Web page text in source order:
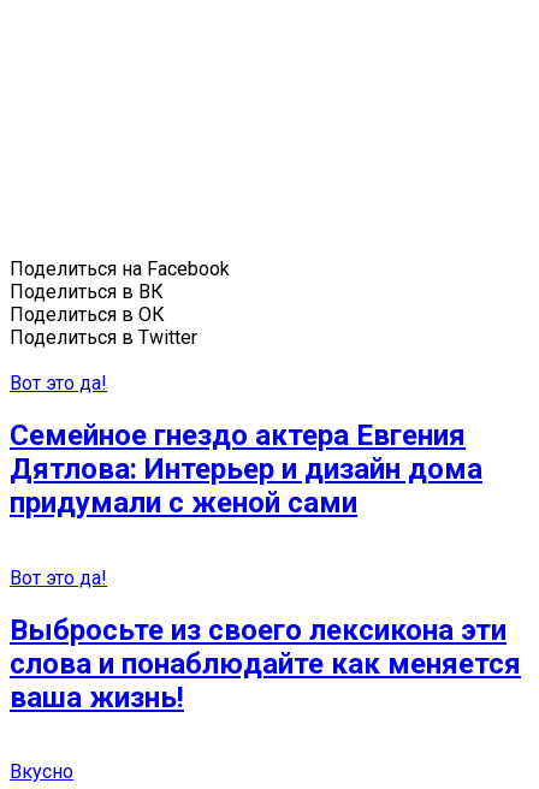
Поделиться на Facebook
Поделиться в ВК
Поделиться в ОК
Поделиться в Twitter
Вот это да!
Семейное гнездо актера Евгения
Дятлова: Интерьер и дизайн дома
придумали с женой сами
Вот это да!
Выбросьте из своего лексикона эти
слова и понаблюдайте как меняется
ваша жизнь!
Вкусно